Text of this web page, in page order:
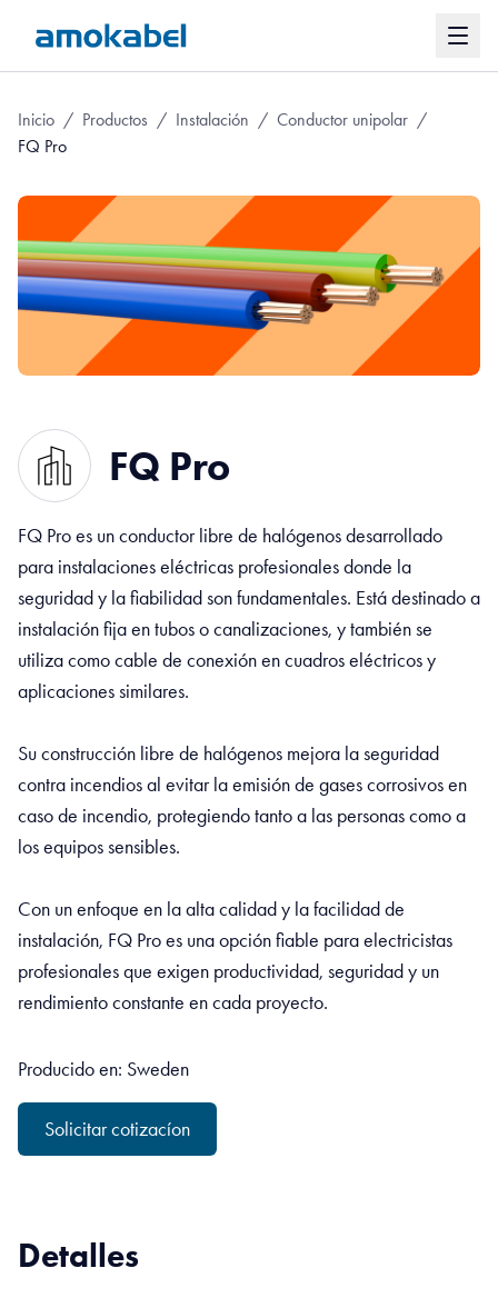
Inicio / Productos / Instalación / Conductor unipolar /
FQ Pro
FQ Pro
FQ Pro es un conductor libre de halógenos desarrollado
para instalaciones eléctricas profesionales donde la
seguridad y la fiabilidad son fundamentales. Está destinado a
instalación fija en tubos o canalizaciones, y también se
utiliza como cable de conexión en cuadros eléctricos y
aplicaciones similares.
Su construcción libre de halógenos mejora la seguridad
contra incendios al evitar la emisión de gases corrosivos en
caso de incendio, protegiendo tanto a las personas como a
los equipos sensibles.
Con un enfoque en la alta calidad y la facilidad de
instalación, FQ Pro es una opción fiable para electricistas
profesionales que exigen productividad, seguridad y un
rendimiento constante en cada proyecto.
Producido en: Sweden
Solicitar cotizacíon
Detalles